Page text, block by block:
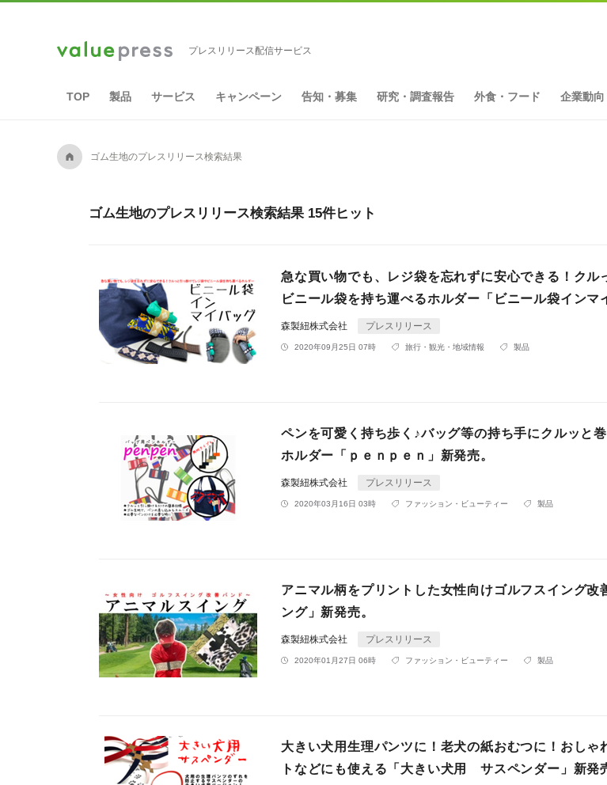
プレスリリース配信サービス
TOP 製品 サービス キャンペーン 告知・募集 研究・調査報告 外食・フード 企業動向
A ゴム生地のプレスリリース検索結果
ゴム生地のプレスリリース検索結果 15件ヒット
急な買い物でも、レジ袋を忘れずに安心できる！クル
ビニール袋を持ち運べるホルダー「ビニール袋インマ
森製紐株式会社 プレスリリース
2020年09月25日 07時 旅行・観光・地域情報 製品
ペンを可愛く持ち歩く♪バッグ等の持ち手にクルッと
ホルダー「ｐｅｎｐｅｎ」新発売。
森製紐株式会社 プレスリリース
2020年03月16日 03時 ファッション・ビューティー 製品
アニマル柄をプリントした女性向けゴルフスイング改
ング」新発売。
森製紐株式会社 プレスリリース
2020年01月27日 06時 ファッション・ビューティー 製品
大きい犬用生理パンツに！老犬の紙おむつに！おしゃ
トなどにも使える「大きい犬用 サスペンダー」新発